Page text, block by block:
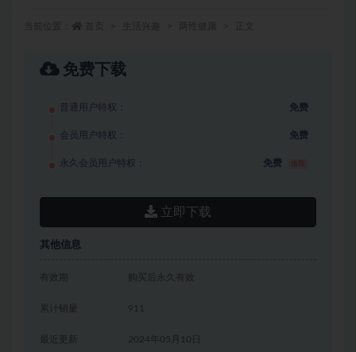
免费下载
普通用户特权： 免费
会员用户特权： 免费
永久会员用户特权： 免费
立即下载
其他信息
有效期 购买后永久有效
累计销量 911
2024年05月10日